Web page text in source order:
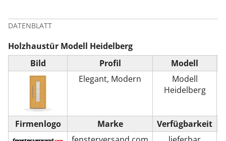
DATENBLATT
Holzhaustür Modell Heidelberg
Bild
Profil
Elegant, Modern
Modell
Modell
Heidelberg
Firmenlogo
Marke
Verfügbarkeit